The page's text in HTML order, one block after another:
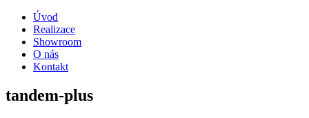
Úvod
Realizace
Showroom
O nás
Kontakt
tandem-plus